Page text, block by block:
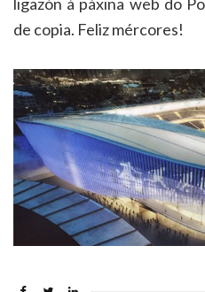
de copia. Feliz mércores!